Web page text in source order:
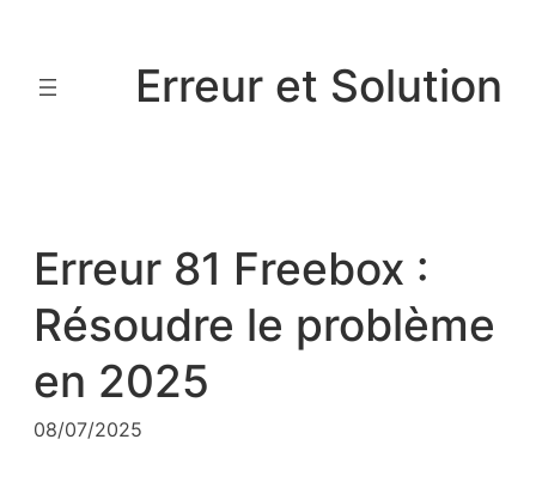
contenu
Erreur et Solution
Erreur 81 Freebox :
Résoudre le problème
en 2025
08/07/2025